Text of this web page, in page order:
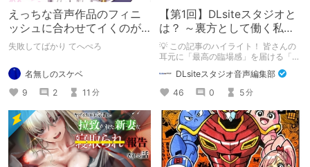
えっちな音声作品のフィニ
ッシュに合わせてイくのが
下手すぎる【失敗した話】
失敗してばかり てへぺろ
名無しのスケベ
9
2 11 分
【第1回】DLsiteスタジオと
は？ ～裏方として働く私た
ちの紹介
💡 この記事のハイライト！ 皆さんの
耳元に「最高の臨場感」を届ける「サ
ウンドエンジニアの仕事」のリアルな
舞台裏を大公開！ スマートな専門
職……と思いきや、実態は「音の変態
（褒め言葉）」が集まるチーム！？
成人男性スタッフがダミヘに抱きつ
き、スタジオにアダルトグッズが転が
る超大真面目な理由とは？ クオリテ
ィ向上のための、ちょっとシュールな
（？）試行錯誤をたっぷりご紹介しま
す！
DLsiteスタジオ音声編集部
46
0 5分